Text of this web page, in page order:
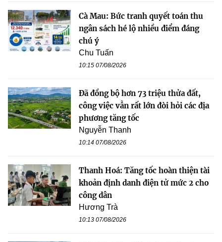
Cà Mau: Bức tranh quyết toán thu
ngân sách hé lộ nhiều điểm đáng
chú ý
Chu Tuấn
10:15 07/08/2026
Đã đồng bộ hơn 73 triệu thửa đất,
công việc vẫn rất lớn đòi hỏi các địa
phương tăng tốc
Nguyễn Thanh
10:14 07/08/2026
Thanh Hoá: Tăng tốc hoàn thiện tài
khoản định danh điện tử mức 2 cho
công dân
Hương Trà
10:13 07/08/2026